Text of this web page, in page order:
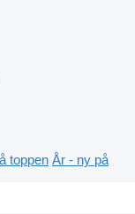
toppen År - ny på